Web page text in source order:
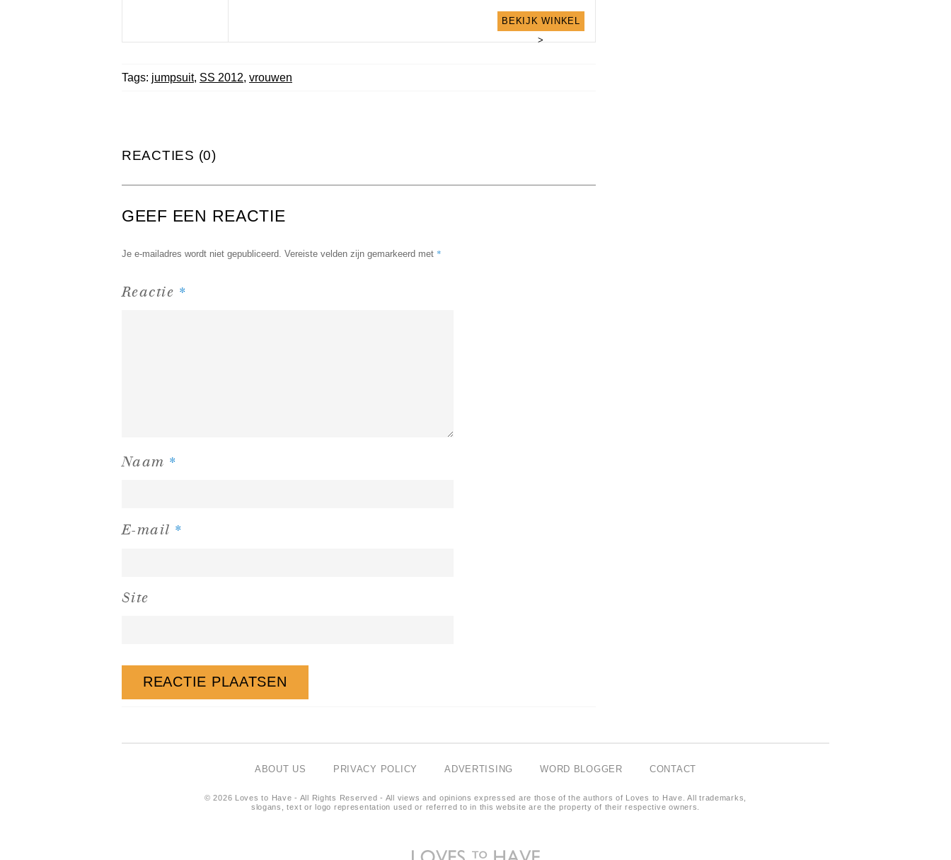
BEKIJK WINKEL
>
Tags: jumpsuit, SS 2012, vrouwen
REACTIES (0)
GEEF EEN REACTIE
Je e-mailadres wordt niet gepubliceerd. Vereiste velden zijn gemarkeerd met *
Reactie *
Naam *
E-mail *
Site
ABOUT US PRIVACY POLICY ADVERTISING WORD BLOGGER CONTACT
© 2026 Loves to Have - All Rights Reserved - All views and opinions expressed are those of the authors of Loves to Have. All trademarks,
slogans, text or logo representation used or referred to in this website are the property of their respective owners.